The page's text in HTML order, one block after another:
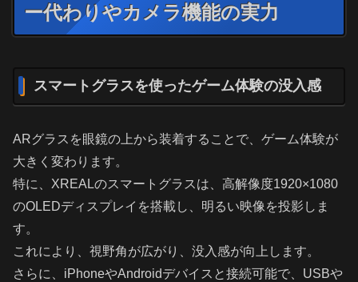
ー代わりやカメラ機能の実力
スマートグラスを使ったゲーム体験の没入感
ARグラスを眼鏡の上から装着することで、ゲーム体験が
大きく変わります。
特に、XREALのスマートグラスは、高解像度1920×1080
のOLEDディスプレイを搭載し、明るい映像を投影しま
す。
これにより、視野角が広がり、没入感が向上します。
さらに、iPhoneやAndroidデバイスと接続可能で、USBや